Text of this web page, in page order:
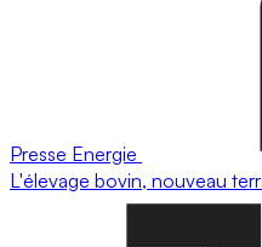
Presse Energie
L'élevage bovin, nouveau